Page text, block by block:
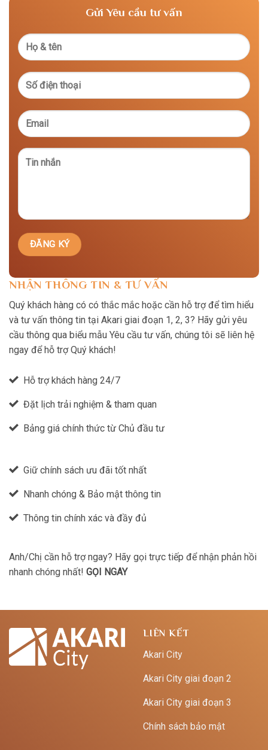
Gửi Yêu cầu tư vấn
NHẬN THÔNG TIN & TƯ VẤN
Quý khách hàng có có thắc mắc hoặc cần hỗ trợ để tìm hiểu
và tư vấn thông tin tại Akari giai đoạn 1, 2, 3? Hãy gửi yêu
cầu thông qua biểu mẫu Yêu cầu tư vấn, chúng tôi sẽ liên hệ
ngay để hỗ trợ Quý khách!
Hỗ trợ khách hàng 24/7
Đặt lịch trải nghiệm & tham quan
Bảng giá chính thức từ Chủ đầu tư
Giữ chính sách ưu đãi tốt nhất
Nhanh chóng & Bảo mật thông tin
Thông tin chính xác và đầy đủ
Anh/Chị cần hỗ trợ ngay? Hãy gọi trực tiếp để nhận phản hồi
nhanh chóng nhất! GỌI NGAY
LIÊN KẾT
Akari City
Akari City giai đoạn 2
Akari City giai đoạn 3
Chính sách bảo mật